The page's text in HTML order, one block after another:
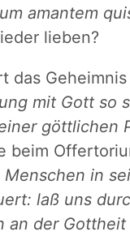
amantem
lieben?
das
mit Gott so
göttlichen
beim
Menschen in
laß uns
an der